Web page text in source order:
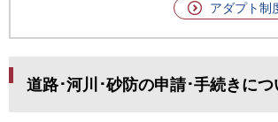
アダプト制
道路･河川･砂防の申請･手続きにつ